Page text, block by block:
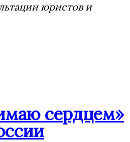
юристов и
сердцем»